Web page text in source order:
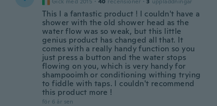
This I a fantastic product ! I couldn't have a
shower with the old shower head as the
water flow was so weak, but this little
genius product has changed all that. It
comes with a really handy function so you
just press a button and the water stops
flowing on you, which is very handy for
shampooimh or conditioning withing trying
to fiddle with taps. I couldn't recommend
this product more !
för 6 år sen